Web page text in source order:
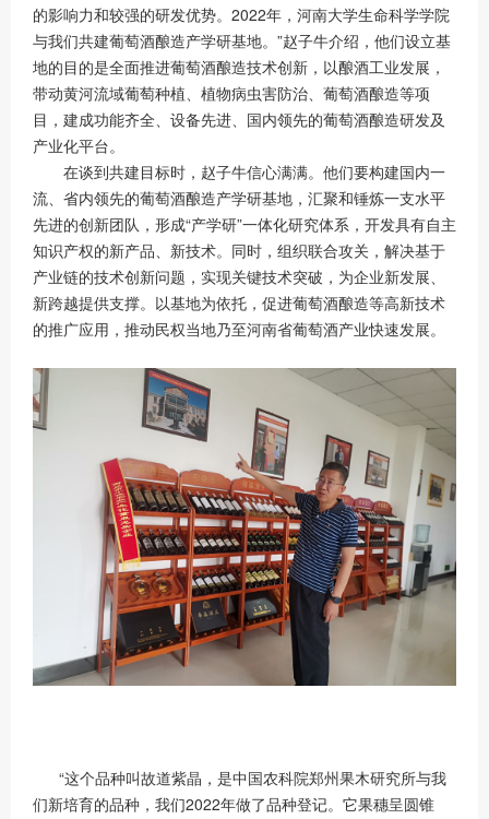
的影响力和较强的研发优势。2022年，河南大学生命科学学院
与我们共建葡萄酒酿造产学研基地。”赵子牛介绍，他们设立基
地的目的是全面推进葡萄酒酿造技术创新，以酿酒工业发展，
带动黄河流域葡萄种植、植物病虫害防治、葡萄酒酿造等项
目，建成功能齐全、设备先进、国内领先的葡萄酒酿造研发及
产业化平台。
在谈到共建目标时，赵子牛信心满满。他们要构建国内一
流、省内领先的葡萄酒酿造产学研基地，汇聚和锤炼一支水平
先进的创新团队，形成“产学研”一体化研究体系，开发具有自主
知识产权的新产品、新技术。同时，组织联合攻关，解决基于
产业链的技术创新问题，实现关键技术突破，为企业新发展、
新跨越提供支撑。以基地为依托，促进葡萄酒酿造等高新技术
的推广应用，推动民权当地乃至河南省葡萄酒产业快速发展。
“这个品种叫故道紫晶，是中国农科院郑州果木研究所与我
们新培育的品种，我们2022年做了品种登记。它果穗呈圆锥